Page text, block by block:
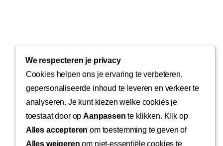
We respecteren je privacy
Cookies helpen ons je ervaring te verbeteren,
gepersonaliseerde inhoud te leveren en verkeer te
analyseren. Je kunt kiezen welke cookies je
toestaat door opAanpassen te klikken. Klik op
Alles accepteren om toestemming te geven of
Alles weigeren om niet-essentiële cookies te